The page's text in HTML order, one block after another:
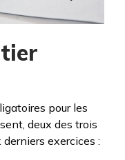
pour les
deux des trois
exercices :